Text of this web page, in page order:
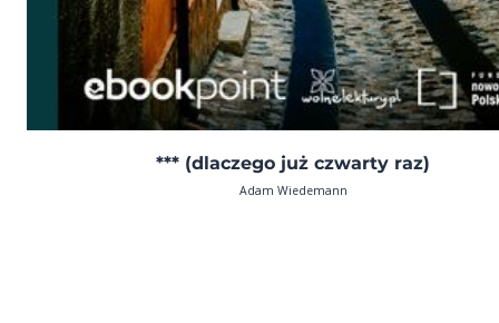
*** (dlaczego już czwarty raz)
Adam Wiedemann